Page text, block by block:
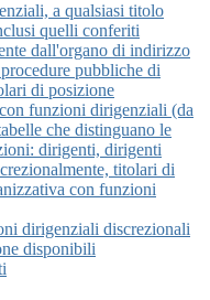
a qualsiasi titolo
quelli conferiti
dall'organo di indirizzo
pubbliche di
di posizione
funzioni dirigenziali (da
che distinguano le
dirigenti, dirigenti
titolari di
con funzioni
dirigenziali discrezionali
disponibili